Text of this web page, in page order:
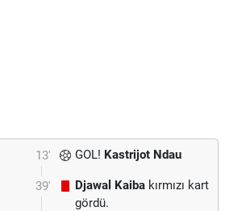
13' GOL! Kastrijot Ndau
39' Djawal Kaiba kırmızı kart
gördü.